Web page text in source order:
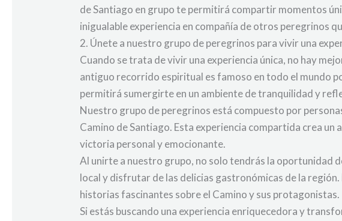
de Santiago en grupo te permitirá compartir momentos
inigualable experiencia en compañía de otros peregrinos
2. Únete a nuestro grupo de peregrinos para vivir una
Cuando se trata de vivir una experiencia única, no hay
antiguo recorrido espiritual es famoso en todo el mundo
permitirá sumergirte en un ambiente de tranquilidad y
Nuestro grupo de peregrinos está compuesto por
Camino de Santiago. Esta experiencia compartida crea
victoria personal y emocionante.
Al unirte a nuestro grupo, no solo tendrás la oportunidad
local y disfrutar de las delicias gastronómicas de la
historias fascinantes sobre el Camino y sus protagonistas.
Si estás buscando una experiencia enriquecedora y